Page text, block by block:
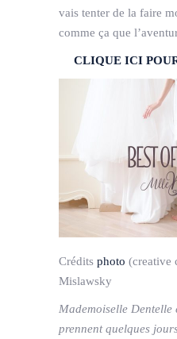
vais tenter de la faire
comme ça que
CLIQUE ICI
Crédits photo (creative
Mislawsky
Mademoiselle Dentelle
prennent quelques